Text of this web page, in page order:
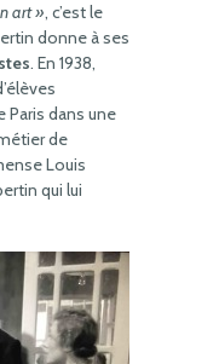
art », c’est le
donne à ses
. En 1938,
dans une
de
Louis
qui lui